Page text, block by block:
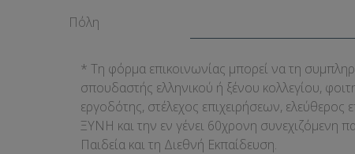
Πόλη
* Τη φόρμα επικοινωνίας μπορεί να τη
σπουδαστής ελληνικού ή ξένου κολλεγίου,
εργοδότης, στέλεχος επιχειρήσεων, ελεύθερος
ΞΥΝΗ και την εν γένει 60χρονη
Παιδεία και τη Διεθνή Εκπαίδευση.